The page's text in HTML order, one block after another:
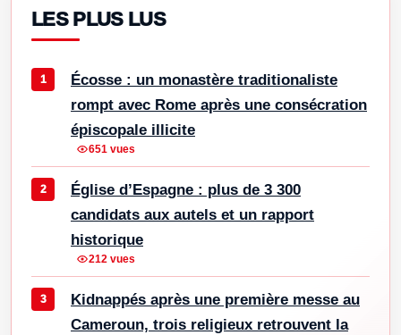
LES PLUS LUS
Écosse : un monastère traditionaliste
rompt avec Rome après une consécration
épiscopale illicite
651 vues
Église d’Espagne : plus de 3 300
candidats aux autels et un rapport
historique
212 vues
Kidnappés après une première messe au
Cameroun, trois religieux retrouvent la